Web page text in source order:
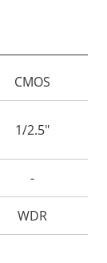
CMOS
1/2.5"
-
WDR